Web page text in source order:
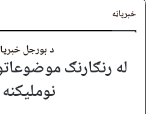
خبرپاڼه
د بورجل
له رنګارنګ